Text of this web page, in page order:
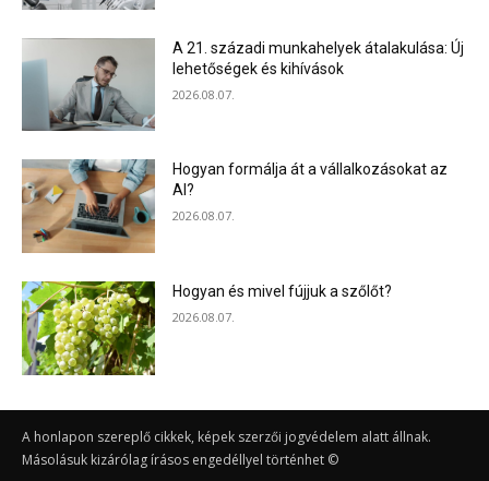
A 21. századi munkahelyek átalakulása: Új
lehetőségek és kihívások
2026.08.07.
Hogyan formálja át a vállalkozásokat az
AI?
2026.08.07.
Hogyan és mivel fújjuk a szőlőt?
2026.08.07.
A honlapon szereplő cikkek, képek szerzői jogvédelem alatt állnak.
Másolásuk kizárólag írásos engedéllyel történhet ©